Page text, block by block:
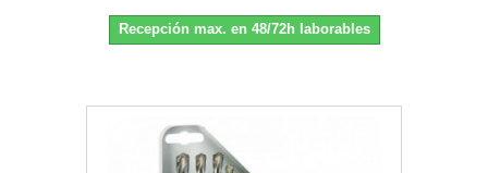
Recepción max. en 48/72h laborables